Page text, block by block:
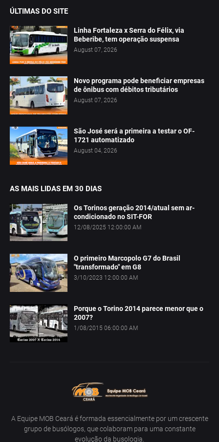
ÚLTIMAS DO SITE
Linha Fortaleza x Serra do Félix, via
Beberibe, tem operação suspensa
August 07, 2026
Novo programa pode beneficiar empresas
de ônibus com débitos tributários
August 07, 2026
São José será a primeira a testar o OF-
1721 automatizado
August 04, 2026
AS MAIS LIDAS EM 30 DIAS
Os Torinos geração 2014/atual sem ar-
condicionado no SIT-FOR
12/08/2025 12:00:00 AM
O primeiro Marcopolo G7 do Brasil
"transformado" em G8
3/10/2023 12:00:00 AM
Porque o Torino 2014 parece menor que o
2007?
1/08/2015 06:00:00 AM
A Equipe MOB Ceará é formada essencialmente por um crescente
grupo de busólogos, que colaboram para uma constante
evolução da busologia.